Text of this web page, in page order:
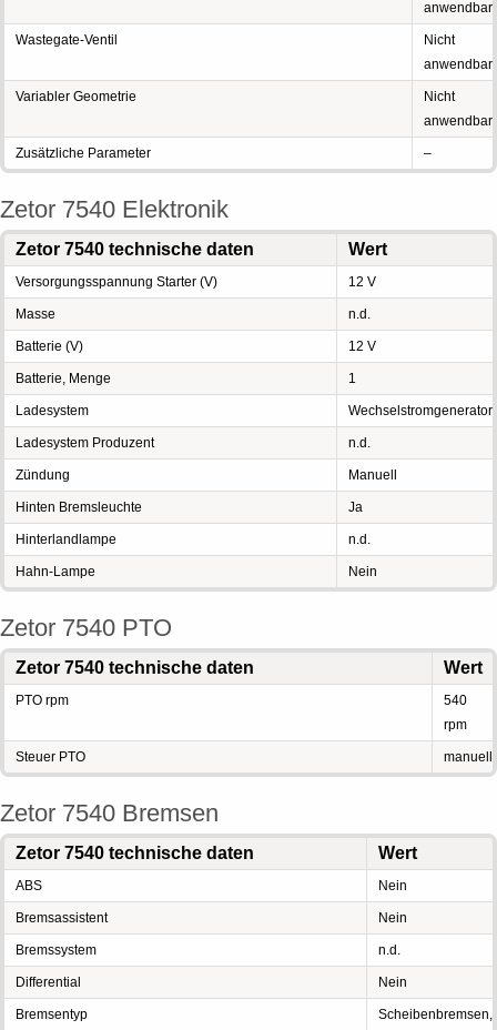
anwendbar
Wastegate-Ventil
Nicht
anwendbar
Variabler Geometrie
Nicht
anwendbar
Zusätzliche Parameter –
Zetor 7540 Elektronik
Zetor 7540 technische daten Wert
Versorgungsspannung Starter (V) 12 V
Masse n.d.
Batterie (V) 12 V
Batterie, Menge 1
Ladesystem Wechselstromgenerator
Ladesystem Produzent n.d.
Zündung Manuell
Hinten Bremsleuchte Ja
Hinterlandlampe n.d.
Hahn-Lampe Nein
Zetor 7540 PTO
Zetor 7540 technische daten Wert
PTO rpm
540
rpm
Steuer PTO manuell
Zetor 7540 Bremsen
Zetor 7540 technische daten Wert
ABS Nein
Bremsassistent Nein
Bremssystem n.d.
Differential Nein
Bremsentyp
Scheibenbremsen,